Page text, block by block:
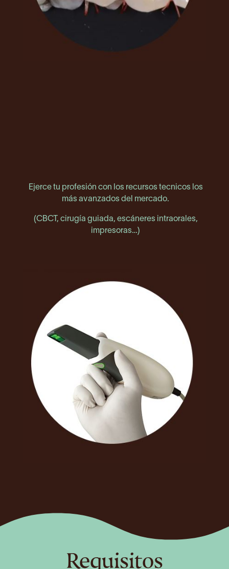
Ejerce tu profesión con los recursos tecnicos los
más avanzados del mercado.
(CBCT, cirugía guiada, escáneres intraorales,
impresoras…)
Requisitos